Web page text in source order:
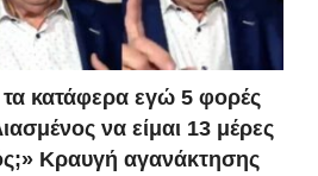
κατάφερα εγώ 5 φορές
να είμαι 13 μέρες
Κραυγή αγανάκτησης